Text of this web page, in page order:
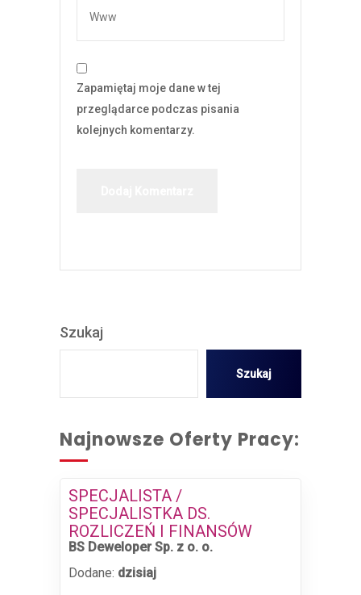
Zapamiętaj moje dane w tej
przeglądarce podczas pisania
kolejnych komentarzy.
Szukaj
Szukaj
Najnowsze Oferty Pracy:
SPECJALISTA /
SPECJALISTKA DS.
ROZLICZEŃ I FINANSÓW
BS Deweloper Sp. z o. o.
Dodane: dzisiaj